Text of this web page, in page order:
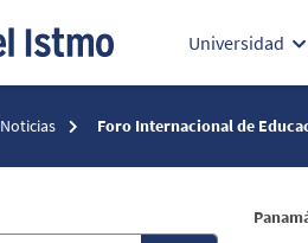
Universidad
Noticias Foro Internacional de